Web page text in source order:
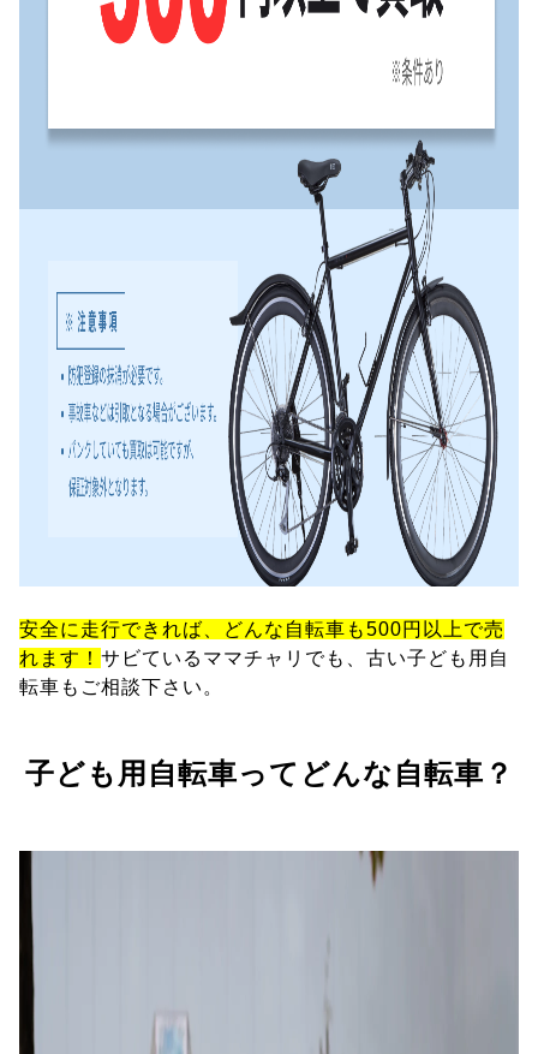
安全に走行できれば、どんな自転車も500円以上で売
れます！ サビているママチャリでも、古い子ども用自
転車もご相談下さい。
子ども用自転車ってどんな自転車？